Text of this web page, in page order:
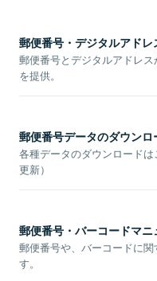
郵便番号・デジタルアドレ
郵便番号とデジタルアドレ
を提供。
郵便番号データのダウンロ
各種データのダウンロード
更新）
郵便番号・バーコードマニ
郵便番号や、バーコードに
す。